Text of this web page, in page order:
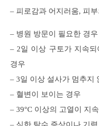
– 피로감과 어지러움, 피
– 병원 방문이 필요한 경우
– 2일 이상 구토가 지속
경우
– 3일 이상 설사가 멈추지
– 혈변이 보이는 경우
– 39°C 이상의 고열이 지